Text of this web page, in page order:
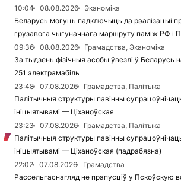
10:04
08.08.2026
Эканоміка
Беларусь могуць падключыць да рэалізацыі
грузавога чыгуначнага маршруту паміж РФ і
09:36
08.08.2026
Грамадства, Эканоміка
За тыдзень фізічныя асобы ўвезлі ў Беларусь
251 электрамабіль
23:48
07.08.2026
Грамадства, Палітыка
Палітычныя структуры павінны
ініцыятывамі — Ціханоўская
23:23
07.08.2026
Грамадства, Палітыка
Палітычныя структуры павінны
ініцыятывамі — Ціханоўская (падрабязна)
22:02
07.08.2026
Грамадства
Рассельгаснагляд не прапусціў у Пскоўскую